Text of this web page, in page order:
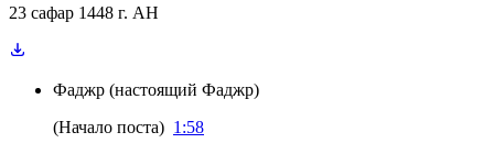
23 сафар 1448 г. AH
Фаджр (настоящий Фаджр)
(Начало поста) 1:58